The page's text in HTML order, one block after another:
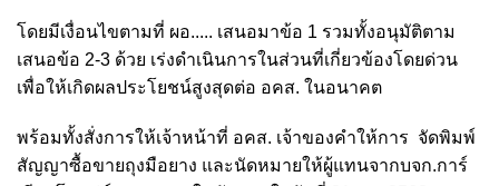
โดยมีเงื่อนไขตามที่ ผอ..... เสนอมาข้อ 1 รวมทั้งอนุมัติตาม
เสนอข้อ 2-3 ด้วย เร่งดำเนินการในส่วนที่เกี่ยวข้องโดยด่วน
เพื่อให้เกิดผลประโยชน์สูงสุดต่อ อคส. ในอนาคต
พร้อมทั้งสั่งการให้เจ้าหน้าที่ อคส. เจ้าของคำให้การ จัดพิมพ์
สัญญาซื้อขายถุงมือยาง และนัดหมายให้ผู้แทนจากบจก.การ์